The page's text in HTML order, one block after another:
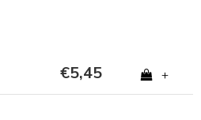
€5,45 +